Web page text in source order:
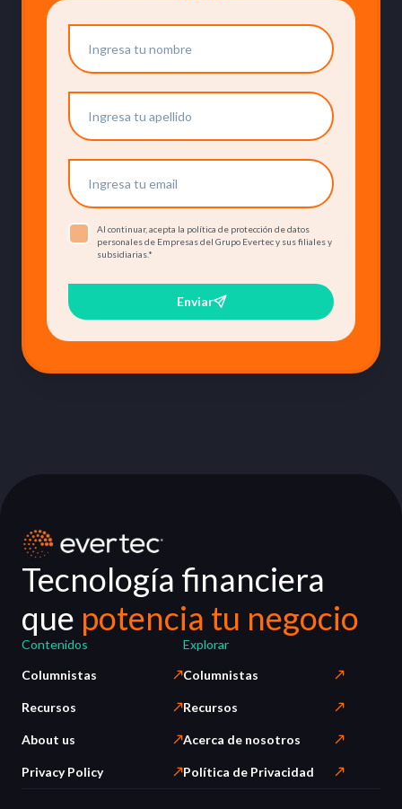
Al continuar, acepta la política de protección de datos
personales de Empresas del Grupo Evertec y sus filiales y
subsidiarias.*
Enviar
Tecnología financiera
que potencia tu negocio
Contenidos
Columnistas
Recursos
About us
Privacy Policy
Explorar
Columnistas
Recursos
Acerca de nosotros
Política de Privacidad